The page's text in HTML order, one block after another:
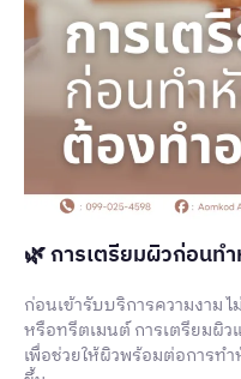
🌿 การเตรียมผิวก่อนท
ก่อนเข้ารับบริการความงาม
หรือทรีตเมนต์ การเตรียมผิ
เพื่อช่วยให้ผิวพร้อมต่อการท